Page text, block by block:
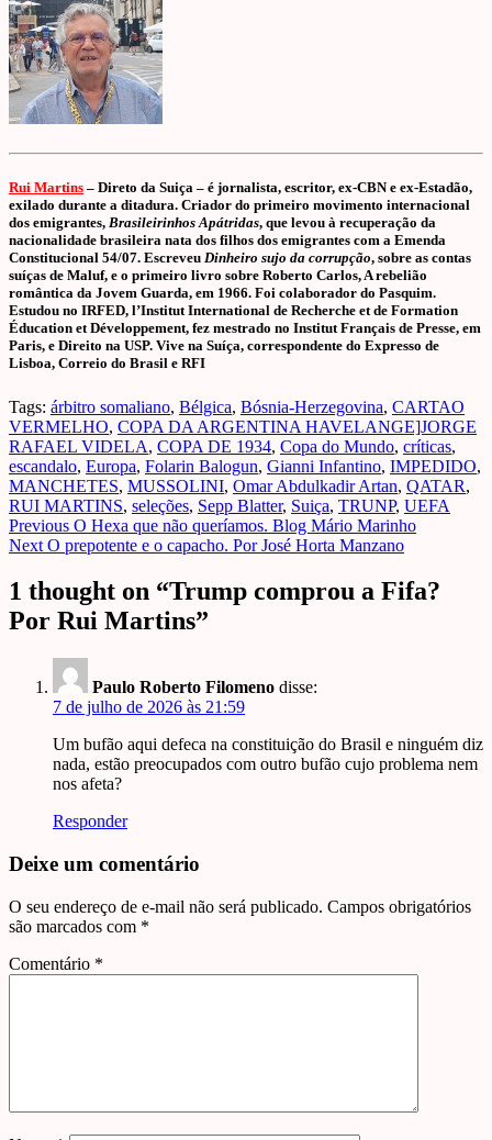
Rui Martins – Direto da Suiça – é jornalista, escritor, ex-CBN e ex-Estadão,
exilado durante a ditadura. Criador do primeiro movimento internacional
dos emigrantes, Brasileirinhos Apátridas, que levou à recuperação da
nacionalidade brasileira nata dos filhos dos emigrantes com a Emenda
Constitucional 54/07. Escreveu Dinheiro sujo da corrupção, sobre as contas
suíças de Maluf, e o primeiro livro sobre Roberto Carlos, A rebelião
romântica da Jovem Guarda, em 1966. Foi colaborador do Pasquim.
Estudou no IRFED, l’Institut International de Recherche et de Formation
Éducation et Développement, fez mestrado no Institut Français de Presse, em
Paris, e Direito na USP. Vive na Suíça, correspondente do Expresso de
Lisboa, Correio do Brasil e RFI
Tags: árbitro somaliano, Bélgica, Bósnia-Herzegovina, CARTAO
VERMELHO, COPA DA ARGENTINA HAVELANGE]JORGE
RAFAEL VIDELA, COPA DE 1934, Copa do Mundo, críticas,
escandalo, Europa, Folarin Balogun, Gianni Infantino, IMPEDIDO,
MANCHETES, MUSSOLINI, Omar Abdulkadir Artan, QATAR,
RUI MARTINS, seleções, Sepp Blatter, Suiça, TRUNP, UEFA
Post
navigation
Previous O Hexa que não queríamos. Blog Mário Marinho
Next O prepotente e o capacho. Por José Horta Manzano
1 thought on “Trump comprou a Fifa?
Por Rui Martins”
Paulo Roberto Filomeno disse:
7 de julho de 2026 às 21:59
Um bufão aqui defeca na constituição do Brasil e ninguém diz
nada, estão preocupados com outro bufão cujo problema nem
nos afeta?
Responder
Deixe um comentário
O seu endereço de e-mail não será publicado. Campos obrigatórios
são marcados com *
Comentário *